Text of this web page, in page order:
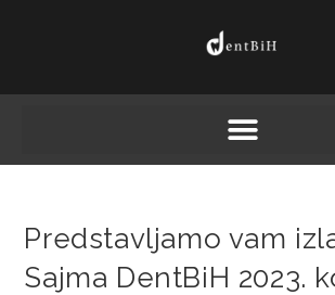
Predstavljamo vam
Sajma DentBiH 2023.